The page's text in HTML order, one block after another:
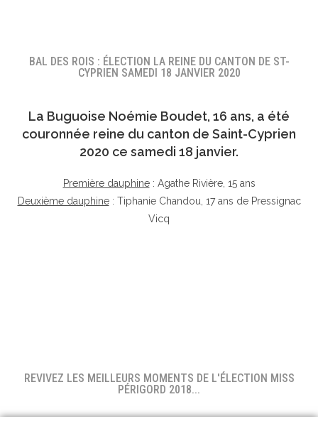
BAL DES ROIS : ÉLECTION LA REINE DU CANTON DE ST-
CYPRIEN SAMEDI 18 JANVIER 2020
La Buguoise Noémie Boudet, 16 ans, a été
couronnée reine du canton de Saint-Cyprien
2020 ce samedi 18 janvier.
Première dauphine: Agathe Rivière, 15 ans
Deuxième dauphine: Tiphanie Chandou, 17 ans de Pressignac
Vicq
REVIVEZ LES MEILLEURS MOMENTS DE L'ÉLECTION MISS
PÉRIGORD 2018...